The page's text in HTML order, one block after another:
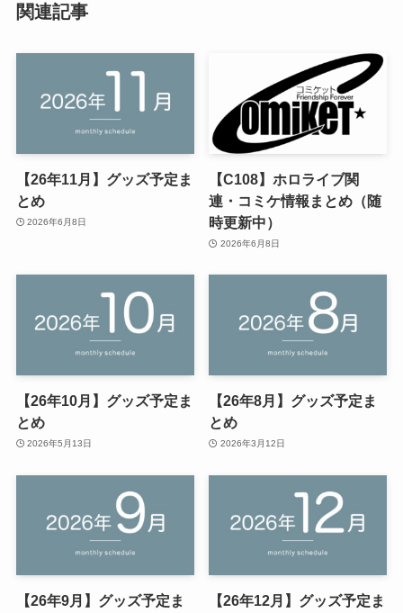
関連記事
【26年11月】グッズ予定ま
とめ
2026年6月8日
【C108】ホロライブ関
連・コミケ情報まとめ（随
時更新中）
2026年6月8日
【26年10月】グッズ予定ま
とめ
2026年5月13日
【26年8月】グッズ予定ま
とめ
2026年3月12日
【26年9月】グッズ予定ま
【26年12月】グッズ予定ま